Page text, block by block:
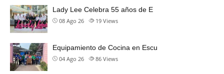
Lady Lee Celebra 55 años de E
08 Ago 26 19 Views
Equipamiento de Cocina en Escu
04 Ago 26 86 Views